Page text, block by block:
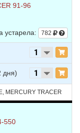
91-96
устарела: 782
дня)
MERCURY TRACER
550